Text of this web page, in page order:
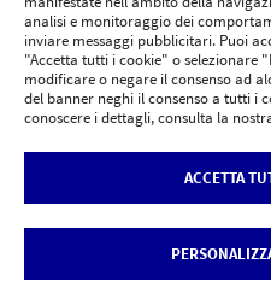
analisi e monitoraggio dei
inviare messaggi pubblicitari. Puoi
"Accetta tutti i cookie" o selezionare
modificare o negare il consenso ad
del banner neghi il consenso a tutti i
conoscere i dettagli, consulta la
ACCETTA
Prima della sottoscrizione leggere
axa.iteaxa-mps.it.
Cookie
Dichiarazione
AXA Assicurazioni S.p.A.